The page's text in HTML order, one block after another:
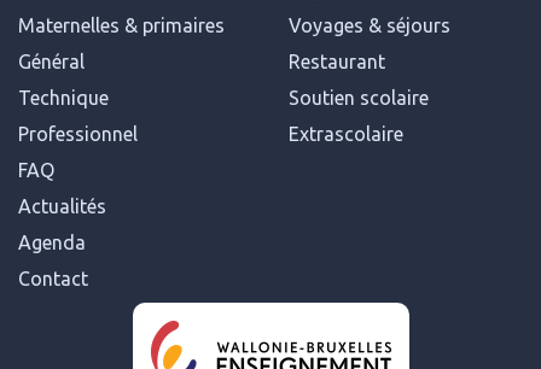
Maternelles & primaires
Général
Technique
Professionnel
FAQ
Actualités
Agenda
Contact
Voyages & séjours
Restaurant
Soutien scolaire
Extrascolaire